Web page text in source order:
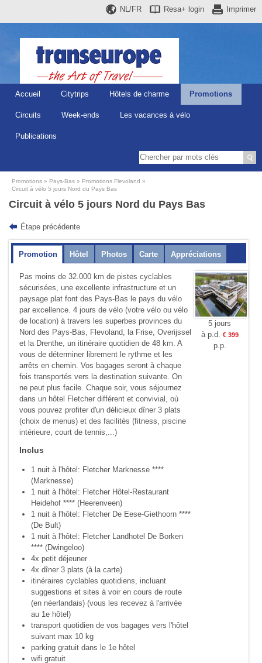
Imprimer
Resa+ login
NL/FR
Accueil Citytrips Hôtels de charme Promotions
Circuits Week-ends Les vacances à vélo
Publications
Promotions Pays-Bas
Promotions Flevoland
Circuit à vélo 5 jours Nord du Pays Bas
Circuit à vélo 5 jours Nord du Pays Bas
Étape précédente
Promotion Hôtel Photos Carte Appréciations
Pas moins de 32.000 km de pistes cyclables
sécurisées, une excellente infrastructure et un
paysage plat font des Pays-Bas le pays du vélo
par excellence. 4 jours de vélo (votre vélo ou vélo
de location) à travers les superbes provinces du
Nord des Pays-Bas, Flevoland, la Frise, Overijssel
et la Drenthe, un itinéraire quotidien de 48 km. A
vous de déterminer librement le rythme et les
arrêts en chemin. Vos bagages seront à chaque
fois transportés vers la destination suivante. On
ne peut plus facile. Chaque soir, vous séjournez
dans un hôtel Fletcher différent et convivial, où
vous pouvez profiter d'un délicieux dîner 3 plats
(choix de menus) et des facilités (fitness, piscine
intérieure, court de tennis,...)
Inclus
1 nuit à l'hôtel: Fletcher Marknesse ****
(Marknesse)
1 nuit à l'hôtel: Fletcher Hôtel-Restaurant
Heidehof **** (Heerenveen)
1 nuit à l'hôtel: Fletcher De Eese-Giethoorn ****
(De Bult)
1 nuit à l'hôtel: Fletcher Landhotel De Borken
**** (Dwingeloo)
4x petit déjeuner
4x dîner 3 plats (à la carte)
itinéraires cyclables quotidiens, incluant
suggestions et sites à voir en cours de route
(en néerlandais) (vous les recevez à l'arrivée
au 1e hôtel)
transport quotidien de vos bagages vers l'hôtel
suivant max 10 kg
parking gratuit dans le 1e hôtel
wifi gratuit
5 jours
à p.d.
€ 399
p.p.